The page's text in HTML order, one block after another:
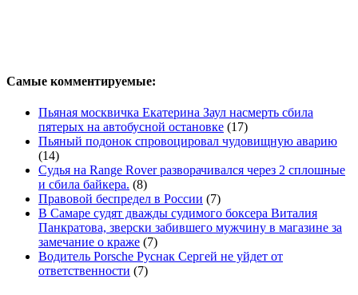
Самые комментируемые:
Пьяная москвичка Екатерина Заул насмерть сбила
пятерых на автобусной остановке (17)
Пьяный подонок спровоцировал чудовищную аварию
(14)
Судья на Range Rover разворачивался через 2 сплошные
и сбила байкера. (8)
Правовой беспредел в России (7)
В Самаре судят дважды судимого боксера Виталия
Панкратова, зверски забившего мужчину в магазине за
замечание о краже (7)
Водитель Porsche Руснак Сергей не уйдет от
ответственности (7)